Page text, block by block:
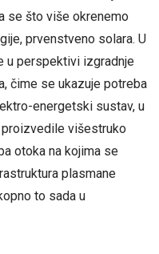
se što više okrenemo
prvenstveno solara. U
u perspektivi izgradnje
čime se ukazuje potreba
energetski sustav, u
višestruko
otoka na kojima se
plasmane
to sada u